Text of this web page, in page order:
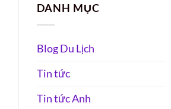
DANH MỤC
Blog Du Lịch
Tin tức
Tin tức Anh